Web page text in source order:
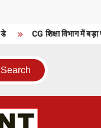
CG शिक्षा विभाग में